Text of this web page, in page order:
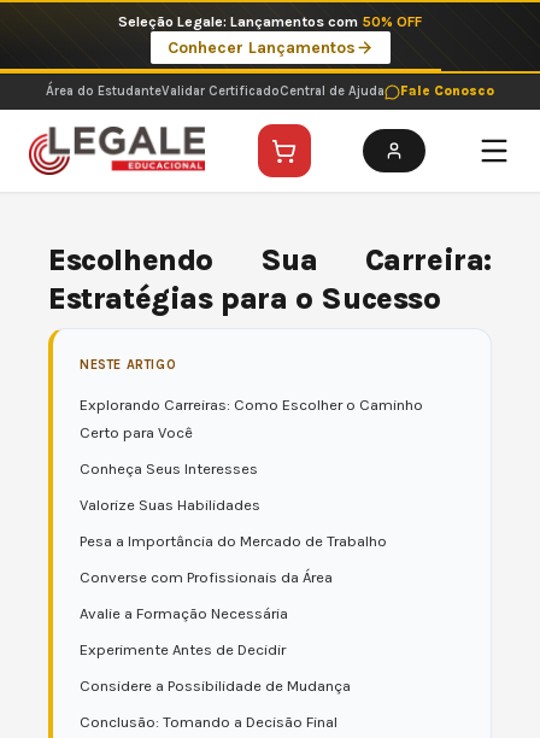
o
conteúdo
Seleção Legale: Lançamentos com 50% OFF
Conhecer Lançamentos
Área do EstudanteValidar CertificadoCentral de Ajuda Fale Conosco
Escolhendo Sua Carreira:
Estratégias para o Sucesso
NESTE ARTIGO
Explorando Carreiras: Como Escolher o Caminho
Certo para Você
Conheça Seus Interesses
Valorize Suas Habilidades
Pesa a Importância do Mercado de Trabalho
Converse com Profissionais da Área
Avalie a Formação Necessária
Experimente Antes de Decidir
Considere a Possibilidade de Mudança
Conclusão: Tomando a Decisão Final